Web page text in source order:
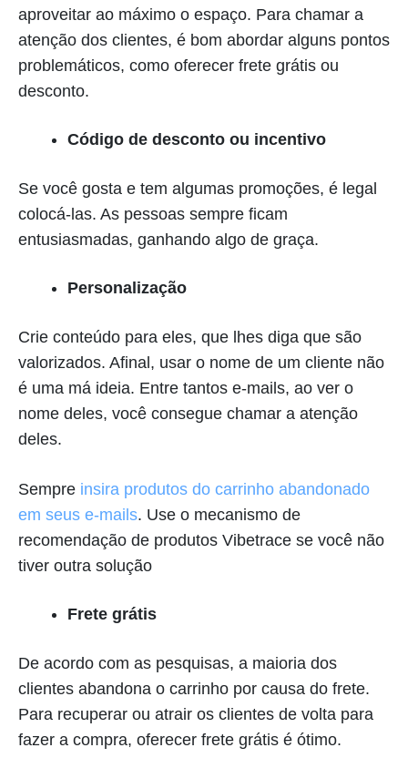
aproveitar ao máximo o espaço. Para chamar a
atenção dos clientes, é bom abordar alguns pontos
problemáticos, como oferecer frete grátis ou
desconto.
Código de desconto ou incentivo
Se você gosta e tem algumas promoções, é legal
colocá-las. As pessoas sempre ficam
entusiasmadas, ganhando algo de graça.
Personalização
Crie conteúdo para eles, que lhes diga que são
valorizados. Afinal, usar o nome de um cliente não
é uma má ideia. Entre tantos e-mails, ao ver o
nome deles, você consegue chamar a atenção
deles.
Sempre insira produtos do carrinho abandonado
em seus e-mails. Use o mecanismo de
recomendação de produtos Vibetrace se você não
tiver outra solução
Frete grátis
De acordo com as pesquisas, a maioria dos
clientes abandona o carrinho por causa do frete.
Para recuperar ou atrair os clientes de volta para
fazer a compra, oferecer frete grátis é ótimo.